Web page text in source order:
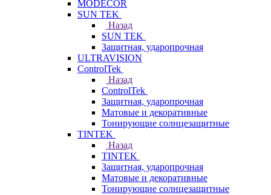
MODECOR
SUN TEK
Назад
SUN TEK
Защитная, ударопрочная
ULTRAVISION
ControlTek
Назад
ControlTek
Защитная, ударопрочная
Матовые и декоративные
Тонирующие солнцезащитные
TINTEK
Назад
TINTEK
Защитная, ударопрочная
Матовые и декоративные
Тонирующие солнцезащитные